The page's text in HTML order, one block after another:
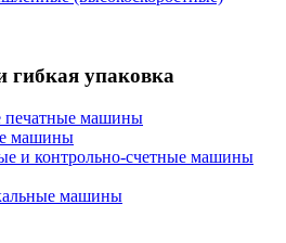
гибкая упаковка
печатные машины
машины
и контрольно-счетные машины
машины